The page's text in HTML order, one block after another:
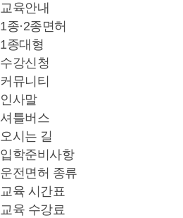
교육안내
1종·2종면허
1종대형
수강신청
커뮤니티
인사말
셔틀버스
오시는 길
입학준비사항
운전면허 종류
교육 시간표
교육 수강료